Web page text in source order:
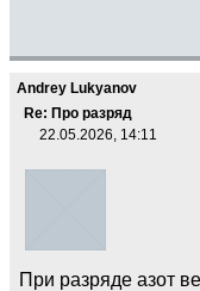
Andrey Lukyanov
Re: Про разряд
22.05.2026, 14:11
При разряде азот